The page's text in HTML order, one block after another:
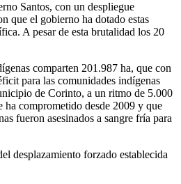
Santos, con un despliegue
que el gobierno ha dotado estas
A pesar de esta brutalidad los 20
comparten 201.987 ha, que con
para las comunidades indígenas
de Corinto, a un ritmo de 5.000
ha comprometido desde 2009 y que
fueron asesinados a sangre fría para
desplazamiento forzado establecida